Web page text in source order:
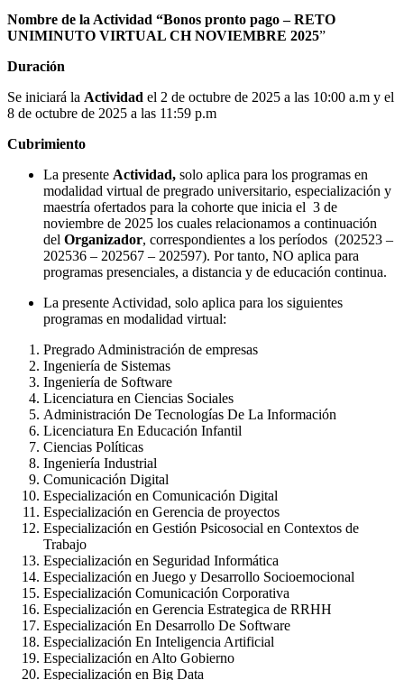
Nombre de la Actividad “Bonos pronto pago – RETO
UNIMINUTO VIRTUAL CH NOVIEMBRE 2025”
Duración
Se iniciará la Actividad el 2 de octubre de 2025 a las 10:00 a.m y el
8 de octubre de 2025 a las 11:59 p.m
Cubrimiento
La presente Actividad, solo aplica para los programas en
modalidad virtual de pregrado universitario, especialización y
maestría ofertados para la cohorte que inicia el 3 de
noviembre de 2025 los cuales relacionamos a continuación
del Organizador, correspondientes a los períodos (202523 –
202536 – 202567 – 202597). Por tanto, NO aplica para
programas presenciales, a distancia y de educación continua.
La presente Actividad, solo aplica para los siguientes
programas en modalidad virtual:
Pregrado Administración de empresas
Ingeniería de Sistemas
Ingeniería de Software
Licenciatura en Ciencias Sociales
Administración De Tecnologías De La Información
Licenciatura En Educación Infantil
Ciencias Políticas
Ingeniería Industrial
Comunicación Digital
Especialización en Comunicación Digital
Especialización en Gerencia de proyectos
Especialización en Gestión Psicosocial en Contextos de
Trabajo
Especialización en Seguridad Informática
Especialización en Juego y Desarrollo Socioemocional
Especialización Comunicación Corporativa
Especialización en Gerencia Estrategica de RRHH
Especialización En Desarrollo De Software
Especialización En Inteligencia Artificial
Especialización en Alto Gobierno
Especialización en Big Data